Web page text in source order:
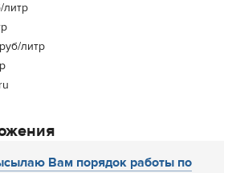
литр
литр
Вам порядок работы по